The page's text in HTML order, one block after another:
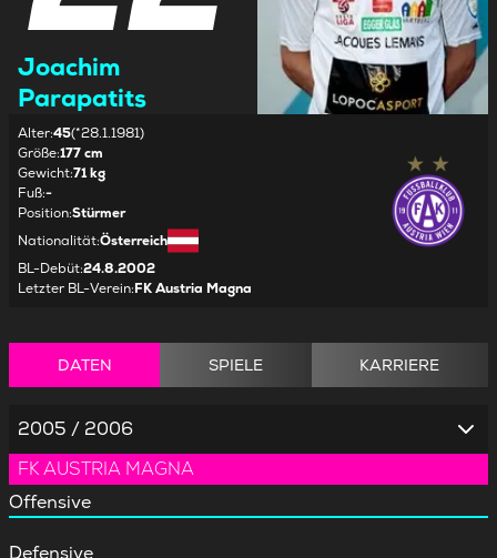
Joachim
Parapatits
Alter:45(*28.1.1981)
Größe:177 cm
Gewicht:71 kg
Fuß:-
Position:Stürmer
Nationalität:Österreich
BL-Debüt:24.8.2002
Letzter BL-Verein:FK Austria Magna
DATEN SPIELE KARRIERE
2005 / 2006
FK AUSTRIA MAGNA
Offensive
Defensive